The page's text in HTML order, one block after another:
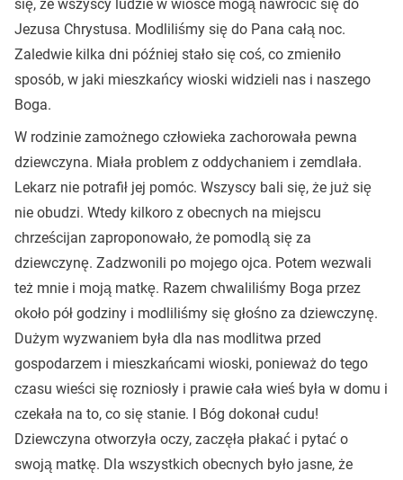
się, że wszyscy ludzie w wiosce mogą nawrócić się do
Jezusa Chrystusa. Modliliśmy się do Pana całą noc.
Zaledwie kilka dni później stało się coś, co zmieniło
sposób, w jaki mieszkańcy wioski widzieli nas i naszego
Boga.
W rodzinie zamożnego człowieka zachorowała pewna
dziewczyna. Miała problem z oddychaniem i zemdlała.
Lekarz nie potrafił jej pomóc. Wszyscy bali się, że już się
nie obudzi. Wtedy kilkoro z obecnych na miejscu
chrześcijan zaproponowało, że pomodlą się za
dziewczynę. Zadzwonili po mojego ojca. Potem wezwali
też mnie i moją matkę. Razem chwaliliśmy Boga przez
około pół godziny i modliliśmy się głośno za dziewczynę.
Dużym wyzwaniem była dla nas modlitwa przed
gospodarzem i mieszkańcami wioski, ponieważ do tego
czasu wieści się rozniosły i prawie cała wieś była w domu i
czekała na to, co się stanie. I Bóg dokonał cudu!
Dziewczyna otworzyła oczy, zaczęła płakać i pytać o
swoją matkę. Dla wszystkich obecnych było jasne, że